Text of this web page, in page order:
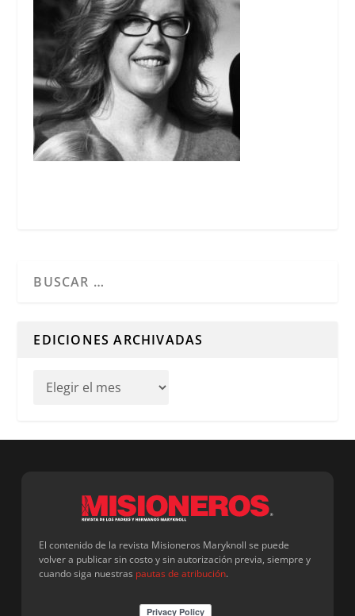
EDICIONES ARCHIVADAS
El contenido de la revista Misioneros Maryknoll se puede
volver a publicar sin costo y sin autorización previa, siempre y
cuando siga nuestras pautas de atribución.